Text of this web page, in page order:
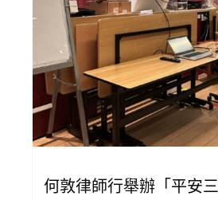
何敦律師行舉辦「平安